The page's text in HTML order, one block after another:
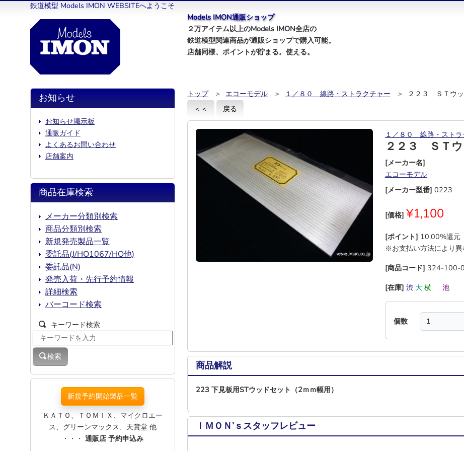
鉄道模型 Models IMON WEBSITEへようこそ
Models IMON通販ショップ
２万アイテム以上のModels IMON全店の
鉄道模型関連商品が通販ショップで購入可能。
店舗同様、ポイントが貯まる。使える。
トップ ＞ エコーモデル ＞ １／８０ 線路・ストラクチャー
＞ ２２３ ＳＴウ
＜＜
戻る
１／８０ 線路・ストラ
２２３ ＳＴ
[メーカー名]
エコーモデル
[メーカー型番] 0223
[価格] ¥1,100
[ポイント] 10.00%還元
※お支払い方法により異
[商品コード] 324-100-
[在庫] 渋 大 横 池
個数
商品解説
223 下見板用STウッドセット（2ｍｍ幅用）
ＩＭＯＮ’ｓスタッフレビュー
お知らせ
お知らせ掲示板
通販ガイド
よくあるお問い合わせ
店舗案内
商品在庫検索
メーカー分類別検索
商品分類別検索
新規発売製品一覧
委託品(J/HO1067/HO他)
委託品(N)
発売入荷・先行予約情報
詳細検索
バーコード検索
キーワード検索
検索
新規予約開始製品一覧
ＫＡＴＯ、ＴＯＭＩＸ、マイクロエー
ス、グリーンマックス、天賞堂 他
・・・ 通販店 予約申込み